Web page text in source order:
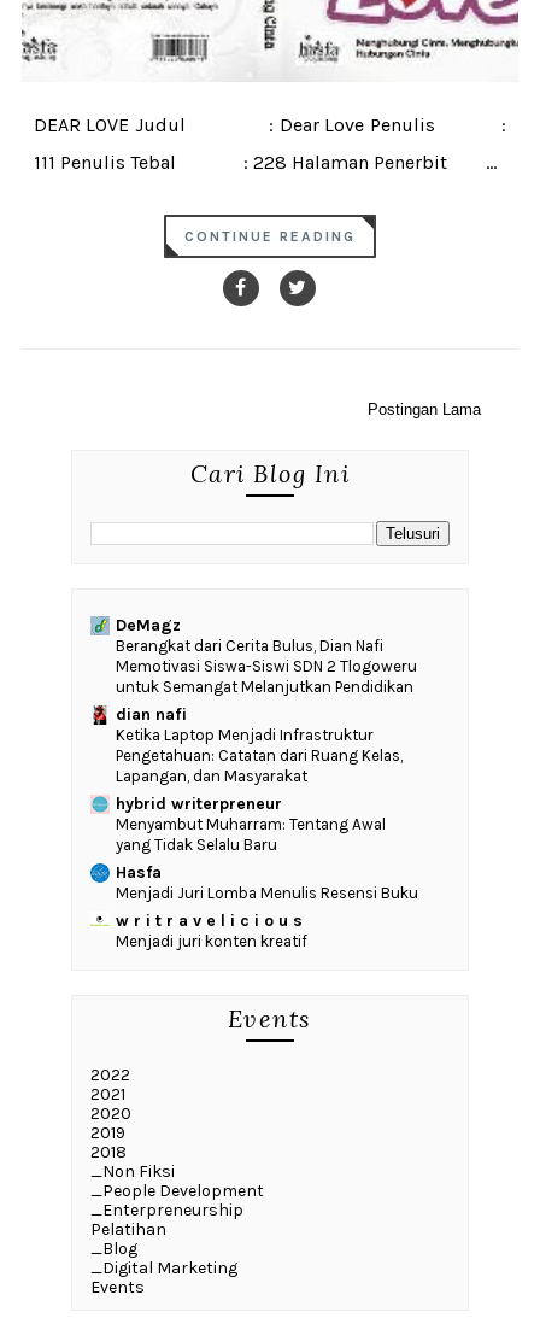
DEAR LOVE Judul : Dear Love Penulis :
111 Penulis Tebal : 228 Halaman Penerbit ...
CONTINUE READING
Postingan Lama
Cari Blog Ini
DeMagz
‎Berangkat dari Cerita Bulus, Dian Nafi
Memotivasi Siswa-Siswi SDN 2 Tlogoweru
untuk Semangat Melanjutkan Pendidikan
dian nafi
Ketika Laptop Menjadi Infrastruktur
Pengetahuan: Catatan dari Ruang Kelas,
Lapangan, dan Masyarakat
hybrid writerpreneur
Menyambut Muharram: Tentang Awal
yang Tidak Selalu Baru
Hasfa
Menjadi Juri Lomba Menulis Resensi Buku
w r i t r a v e l i c i o u s
Menjadi juri konten kreatif
Events
2022
2021
2020
2019
2018
_Non Fiksi
_People Development
_Enterpreneurship
Pelatihan
_Blog
_Digital Marketing
Events